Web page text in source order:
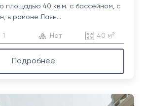
площадью 40 кв.м. с бассейном, с
в районе Лаян...
1 Нет 40 м²
Подробнее